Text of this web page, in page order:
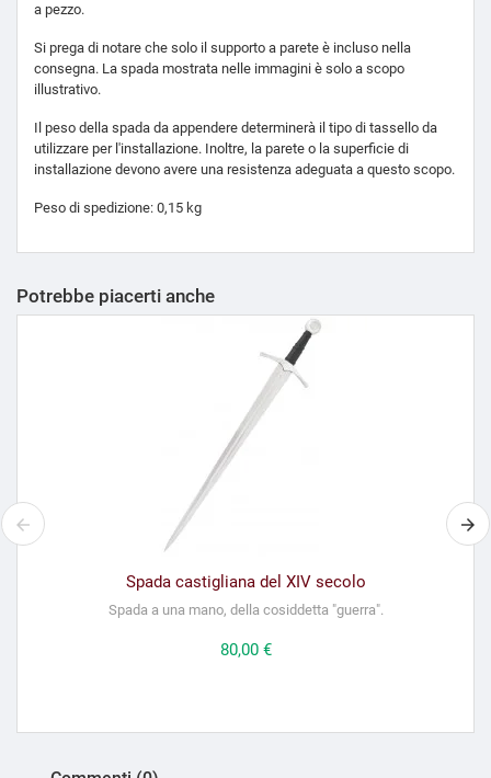
a pezzo.
Si prega di notare che solo il supporto a parete è incluso nella
consegna. La spada mostrata nelle immagini è solo a scopo
illustrativo.
Il peso della spada da appendere determinerà il tipo di tassello da
utilizzare per l'installazione. Inoltre, la parete o la superficie di
installazione devono avere una resistenza adeguata a questo scopo.
Peso di spedizione: 0,15 kg
Potrebbe piacerti anche
Spada castigliana del XIV secolo
Spada a una mano, della cosiddetta "guerra".
Prezzo
80,00 €